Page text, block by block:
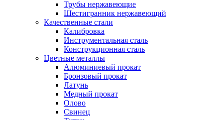
Трубы нержавеющие
Шестигранник нержавеющий
Качественные стали
Калибровка
Инструментальная сталь
Конструкционная сталь
Цветные металлы
Алюминиевый прокат
Бронзовый прокат
Латунь
Медный прокат
Олово
Свинец